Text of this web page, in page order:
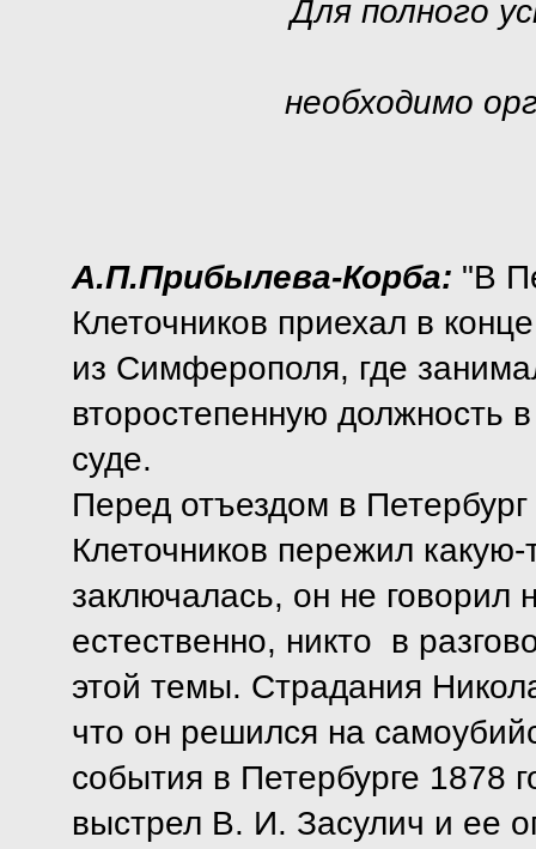
Для полного
необходимо
А.П.Прибылева-Корба: "В
Клеточников приехал в
из Симферополя, где
второстепенную должность
суде.
Перед отъездом в
Клеточников пережил
заключалась, он не говорил
естественно, никто в
этой темы. Страдания
что он решился на
события в Петербурге 1878
выстрел В. И. Засулич и ее